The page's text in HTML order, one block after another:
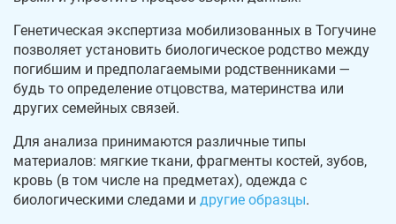
Генетическая экспертиза мобилизованных в Тогучине
позволяет установить биологическое родство между
погибшим и предполагаемыми родственниками —
будь то определение отцовства, материнства или
других семейных связей.
Для анализа принимаются различные типы
материалов: мягкие ткани, фрагменты костей, зубов,
кровь (в том числе на предметах), одежда с
биологическими следами и другие образцы.